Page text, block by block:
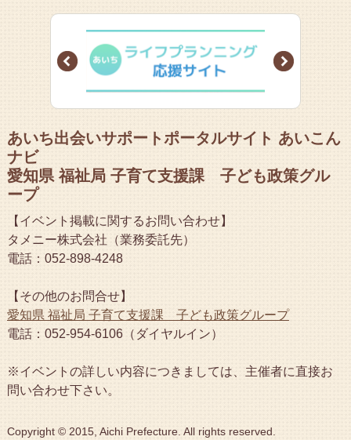
Prev Next
あいち出会いサポートポータルサイト あいこん
ナビ
愛知県 福祉局 子育て支援課 子ども政策グル
ープ
【イベント掲載に関するお問い合わせ】
タメニー株式会社（業務委託先）
電話：052-898-4248
【その他のお問合せ】
愛知県 福祉局 子育て支援課 子ども政策グループ
電話：052-954-6106（ダイヤルイン）
※イベントの詳しい内容につきましては、主催者に直接お
問い合わせ下さい。
Copyright © 2015, Aichi Prefecture. All rights reserved.